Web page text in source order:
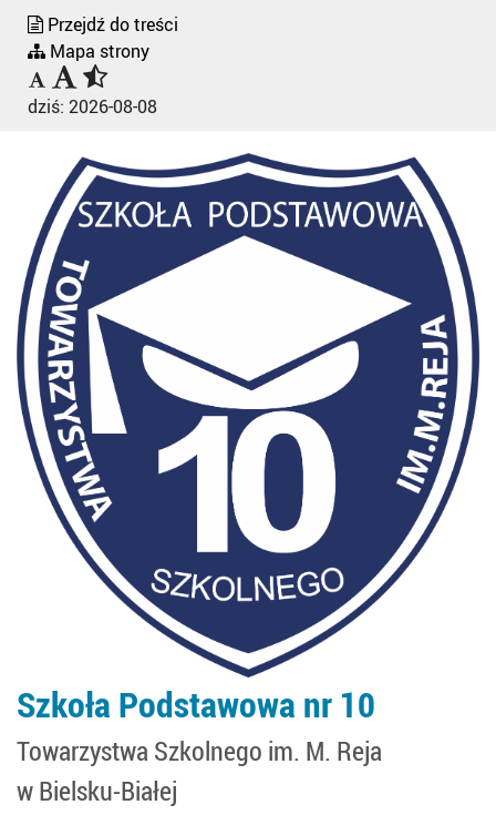
Przejdź do treści
Mapa strony
dziś: 2026-08-08
Szkoła Podstawowa nr 10
Towarzystwa Szkolnego im. M. Reja
w Bielsku-Białej